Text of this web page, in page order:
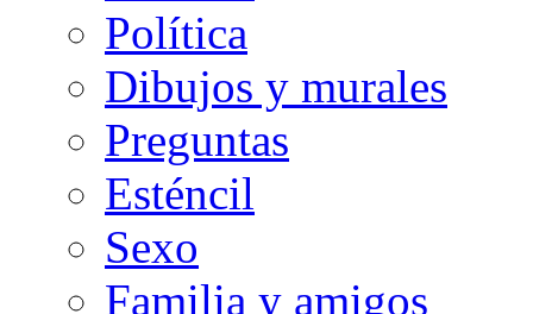
Política
Dibujos y murales
Preguntas
Esténcil
Sexo
Familia y amigos